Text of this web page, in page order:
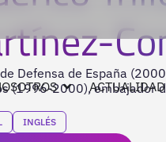
ACTUALIDAD
Defensa de España
(1996-2000), embajador
INGLÉS